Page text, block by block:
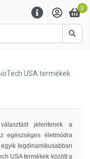
0
USA termékek
jelentenek a
egészséges életmódra
egyik legdinamikusabban
USA termékek között a